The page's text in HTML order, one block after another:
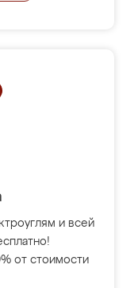
и всей
от стоимости